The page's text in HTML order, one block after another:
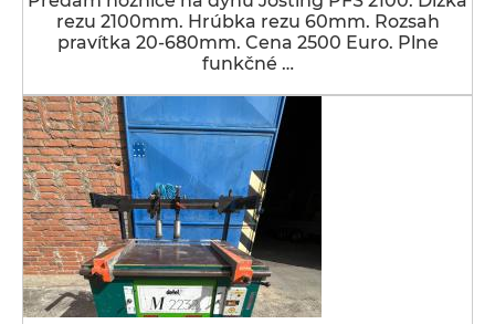
rezu 2100mm. Hrúbka rezu 60mm. Rozsah
pravítka 20-680mm. Cena 2500 Euro. Plne
funkčné …